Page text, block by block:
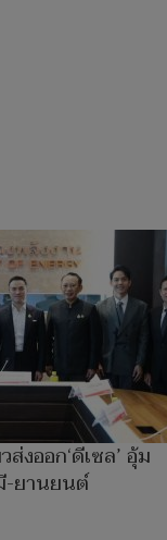
งออก‘ดีเซล’ อุ้ม
-ยานยนต์